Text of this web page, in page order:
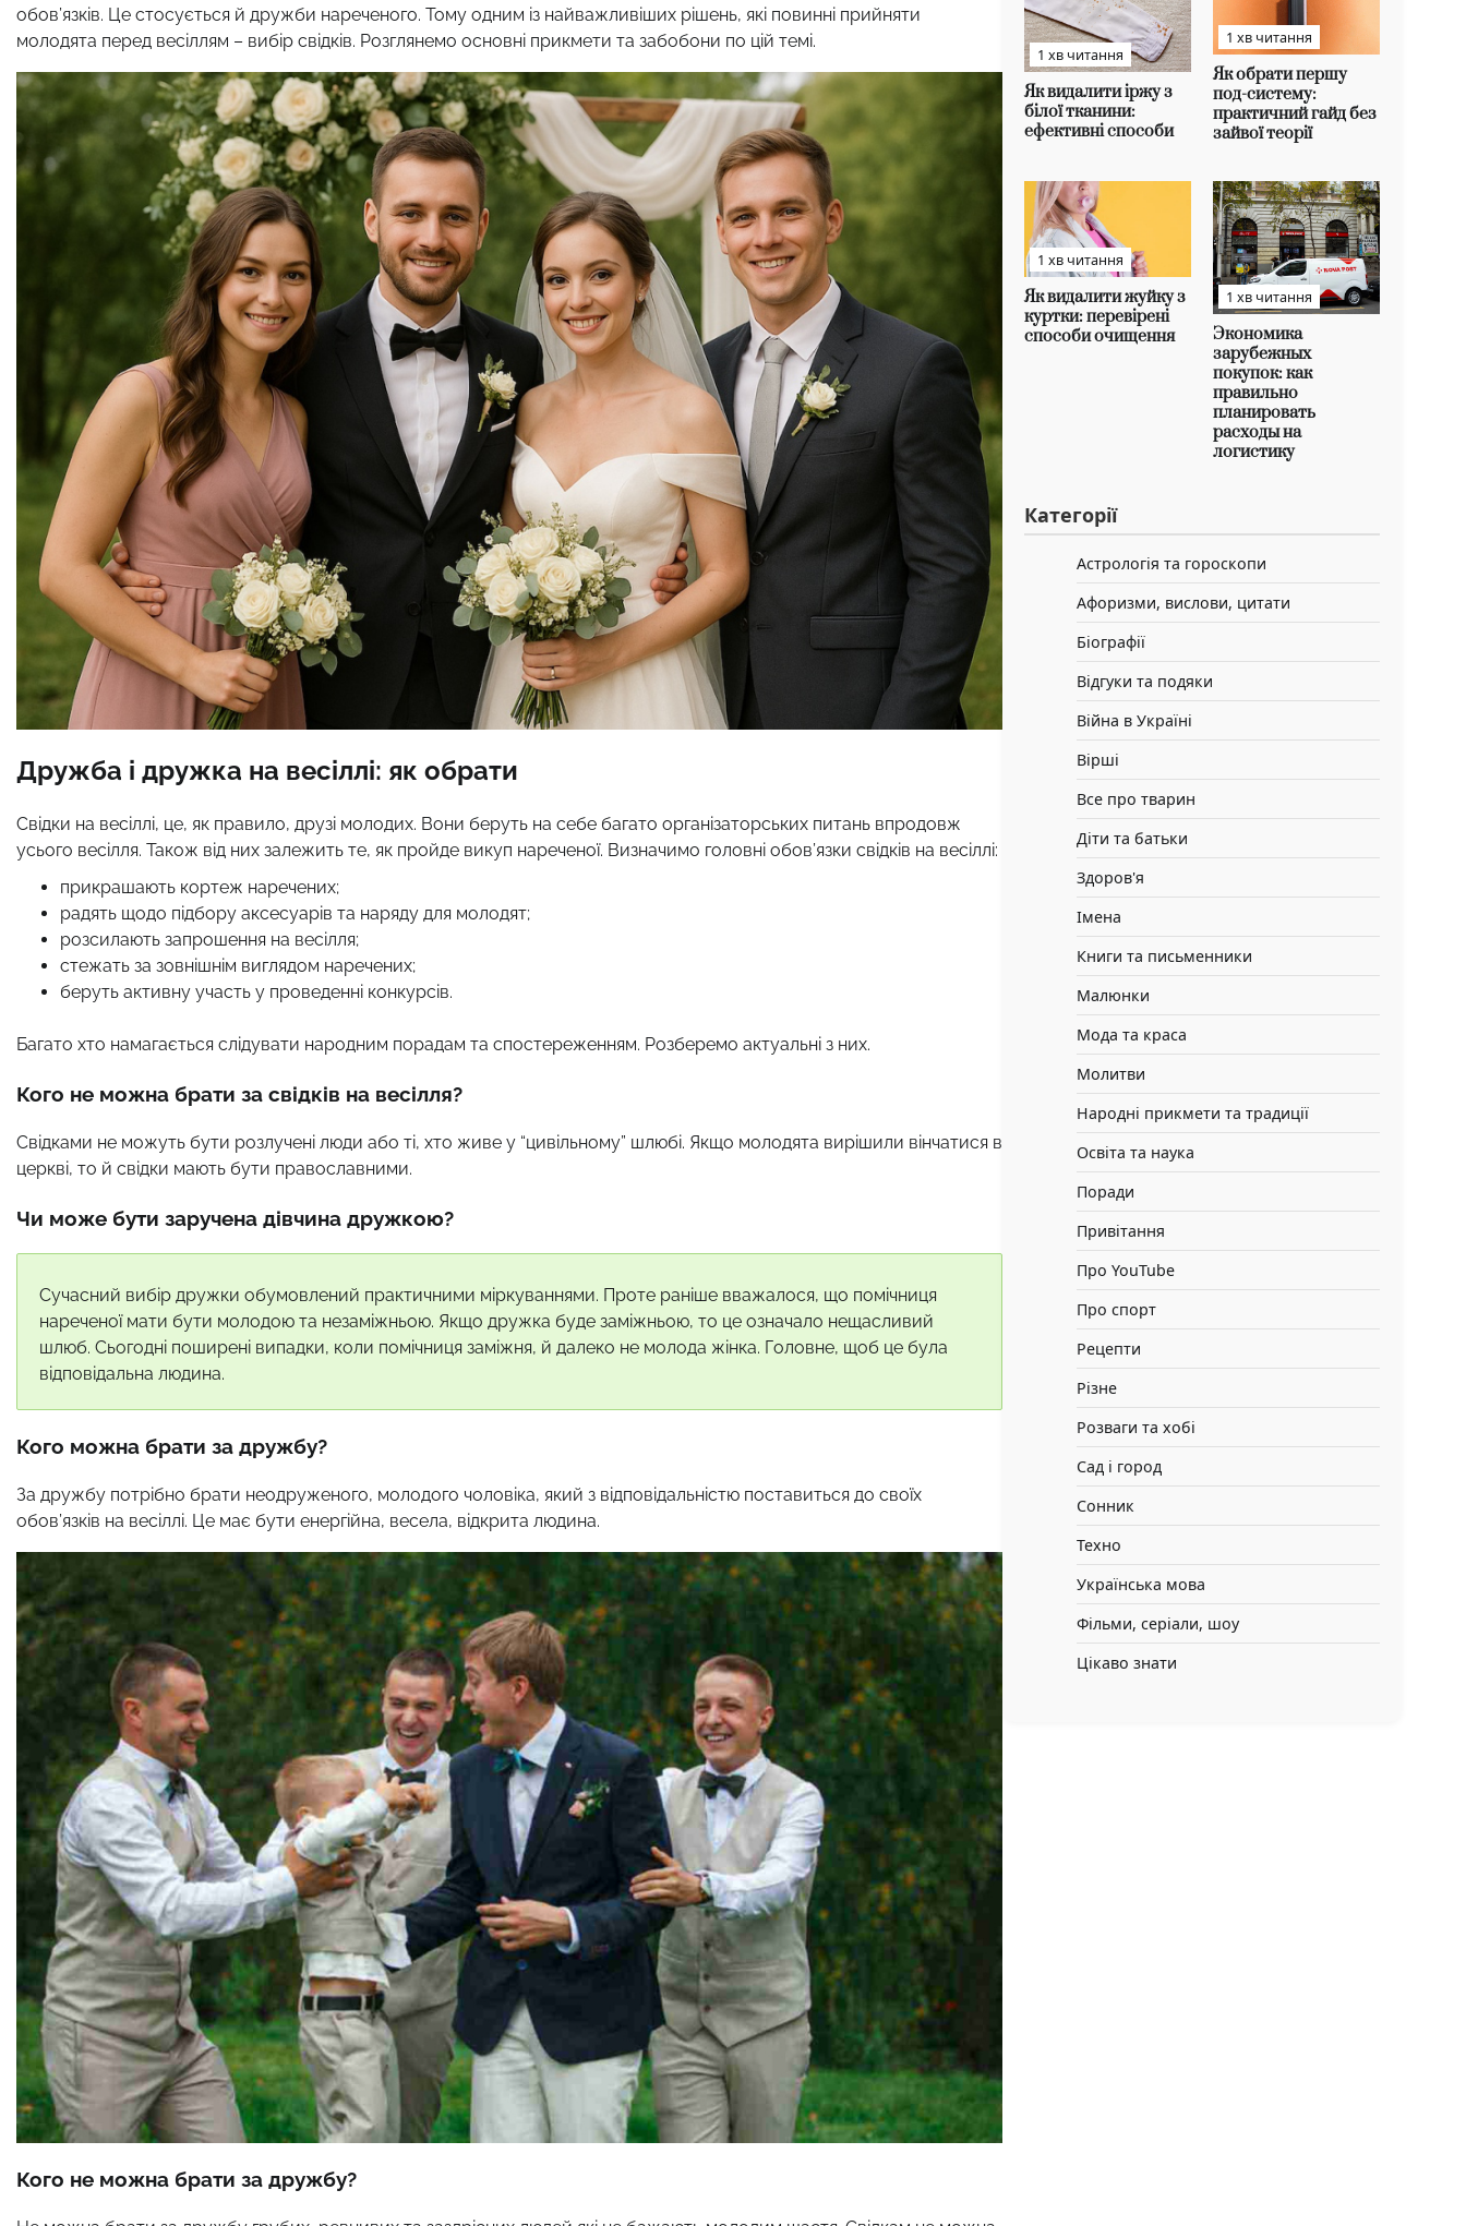
обов’язків. Це стосується й дружби нареченого. Тому одним із найважливіших рішень, які повинні прийняти
молодята перед весіллям – вибір свідків. Розглянемо основні прикмети та забобони по цій темі.
Дружба і дружка на весіллі: як обрати
Свідки на весіллі, це, як правило, друзі молодих. Вони беруть на себе багато організаторських питань впродовж
усього весілля. Також від них залежить те, як пройде викуп нареченої. Визначимо головні обов’язки свідків на весіллі:
прикрашають кортеж наречених;
радять щодо підбору аксесуарів та наряду для молодят;
розсилають запрошення на весілля;
стежать за зовнішнім виглядом наречених;
беруть активну участь у проведенні конкурсів.
Багато хто намагається слідувати народним порадам та спостереженням. Розберемо актуальні з них.
Кого не можна брати за свідків на весілля?
Свідками не можуть бути розлучені люди або ті, хто живе у “цивільному” шлюбі. Якщо молодята вирішили вінчатися в
церкві, то й свідки мають бути православними.
Чи може бути заручена дівчина дружкою?
Сучасний вибір дружки обумовлений практичними міркуваннями. Проте раніше вважалося, що помічниця
нареченої мати бути молодою та незаміжньою. Якщо дружка буде заміжньою, то це означало нещасливий
шлюб. Сьогодні поширені випадки, коли помічниця заміжня, й далеко не молода жінка. Головне, щоб це була
відповідальна людина.
Кого можна брати за дружбу?
За дружбу потрібно брати неодруженого, молодого чоловіка, який з відповідальністю поставиться до своїх
обов’язків на весіллі. Це має бути енергійна, весела, відкрита людина.
Кого не можна брати за дружбу?
1 хв читання
Як видалити іржу з
білої тканини:
ефективні способи
1 хв читання
Як обрати першу
под-систему:
практичний гайд без
зайвої теорії
1 хв читання
Як видалити жуйку з
куртки: перевірені
способи очищення
1 хв читання
Экономика
зарубежных
покупок: как
правильно
планировать
расходы на
логистику
Категорії
Астрологія та гороскопи
Афоризми, вислови, цитати
Біографії
Відгуки та подяки
Війна в Україні
Вірші
Все про тварин
Діти та батьки
Здоров'я
Імена
Книги та письменники
Малюнки
Мода та краса
Молитви
Народні прикмети та традиції
Освіта та наука
Поради
Привітання
Про YouTube
Про спорт
Рецепти
Різне
Розваги та хобі
Сад і город
Сонник
Техно
Українська мова
Фільми, серіали, шоу
Цікаво знати